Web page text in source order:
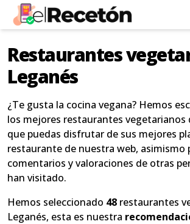
Restaurantes
Leganés
¿Te gusta la cocina vegana? Hemos
los mejores restaurantes vegetarianos
que puedas disfrutar de sus mejores
restaurante de nuestra web, asimismo
comentarios y valoraciones de otras
han visitado.
Hemos seleccionado 48 restaurantes
Leganés, esta es nuestra